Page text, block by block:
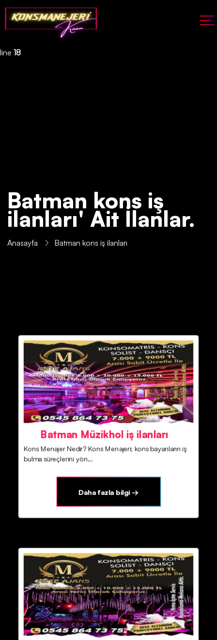
Deprecated: json_decode(): Passing null to parameter #1 ($json)
of type string is deprecated in
/home/konsmenajericom/public_html/api/kontrol/etiket.php
line 18
Batman kons iş
ilanları' Ait İlanlar.
Anasayfa Batman kons iş ilanları
Batman Müzikhol iş ilanları
Kons Menajer Nedir? Kons Menajeri; kons bayanların iş
bulma süreçlerini yön...
Daha fazla bilgi →